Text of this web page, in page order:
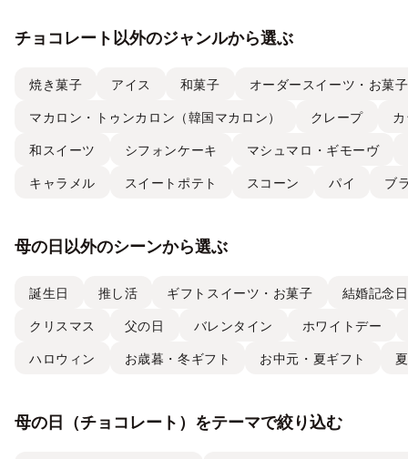
チョコレート以外のジャンルから選ぶ
焼き菓子 アイス 和菓子 オーダースイーツ・お菓子
マカロン・トゥンカロン（韓国マカロン） クレープ
和スイーツ シフォンケーキ マシュマロ・ギモーヴ
キャラメル スイートポテト スコーン パイ ブ
母の日以外のシーンから選ぶ
誕生日 推し活 ギフトスイーツ・お菓子 結婚記念日
クリスマス 父の日 バレンタイン ホワイトデー
ハロウィン お歳暮・冬ギフト お中元・夏ギフト
母の日（チョコレート）をテーマで絞り込む